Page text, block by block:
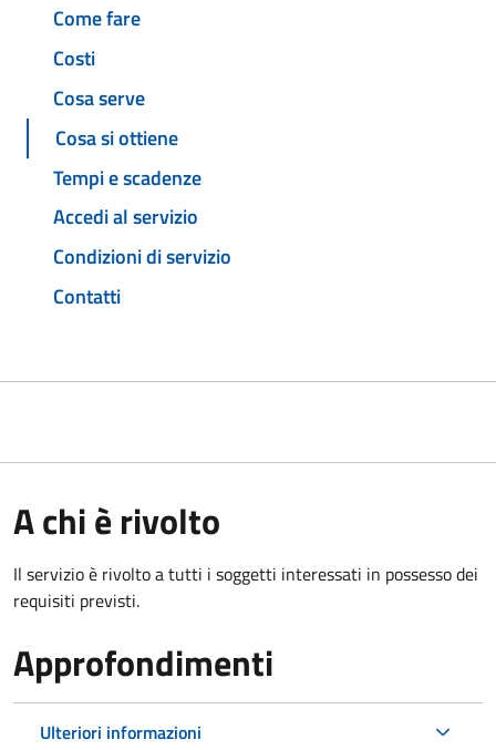
Come fare
Costi
Cosa serve
Cosa si ottiene
Tempi e scadenze
Accedi al servizio
Condizioni di servizio
Contatti
A chi è rivolto
Il servizio è rivolto a tutti i soggetti interessati in possesso dei
requisiti previsti.
Approfondimenti
Ulteriori informazioni